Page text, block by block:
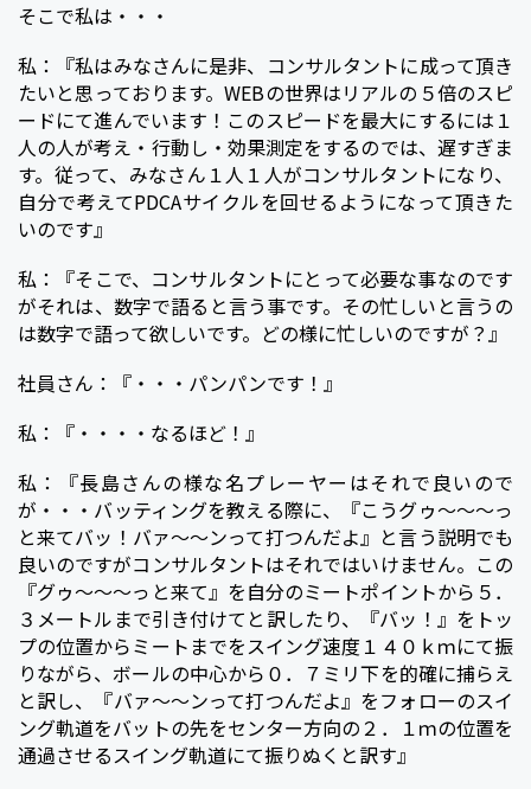
そこで私は・・・
私：『私はみなさんに是非、コンサルタントに成って頂き
たいと思っております。WEBの世界はリアルの５倍のスピ
ードにて進んでいます！このスピードを最大にするには１
人の人が考え・行動し・効果測定をするのでは、遅すぎま
す。従って、みなさん１人１人がコンサルタントになり、
自分で考えてPDCAサイクルを回せるようになって頂きた
いのです』
私：『そこで、コンサルタントにとって必要な事なのです
がそれは、数字で語ると言う事です。その忙しいと言うの
は数字で語って欲しいです。どの様に忙しいのですが？』
社員さん：『・・・パンパンです！』
私：『・・・・なるほど！』
私：『長島さんの様な名プレーヤーはそれで良いので
が・・・バッティングを教える際に、『こうグゥ～～～っ
と来てバッ！バァ～～ンって打つんだよ』と言う説明でも
良いのですがコンサルタントはそれではいけません。この
『グゥ～～～っと来て』を自分のミートポイントから５．
３メートルまで引き付けてと訳したり、『バッ！』をトッ
プの位置からミートまでをスイング速度１４０ｋｍにて振
りながら、ボールの中心から０．７ミリ下を的確に捕らえ
と訳し、『バァ～～ンって打つんだよ』をフォローのスイ
ング軌道をバットの先をセンター方向の２．１ｍの位置を
通過させるスイング軌道にて振りぬくと訳す』